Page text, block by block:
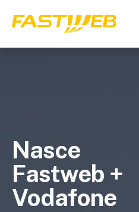
Nasce
Fastweb +
Vodafone